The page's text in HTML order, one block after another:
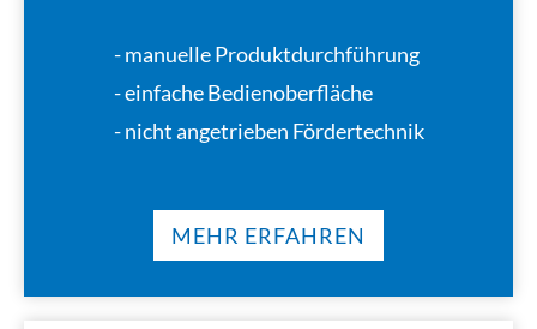
- manuelle Produktdurchführung
- einfache Bedienoberfläche
- nicht angetrieben Fördertechnik
MEHR ERFAHREN